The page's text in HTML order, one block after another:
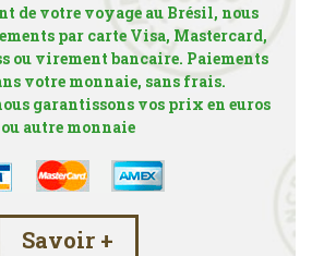
de votre voyage au Brésil, nous
par carte Visa, Mastercard,
ou virement bancaire. Paiements
votre monnaie, sans frais.
garantissons vos prix en euros
ou autre monnaie
Savoir +